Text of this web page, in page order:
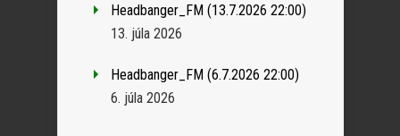
Headbanger_FM (13.7.2026 22:00)
13. júla 2026
Headbanger_FM (6.7.2026 22:00)
6. júla 2026